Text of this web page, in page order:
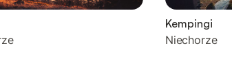
Kempingi
Niechorze